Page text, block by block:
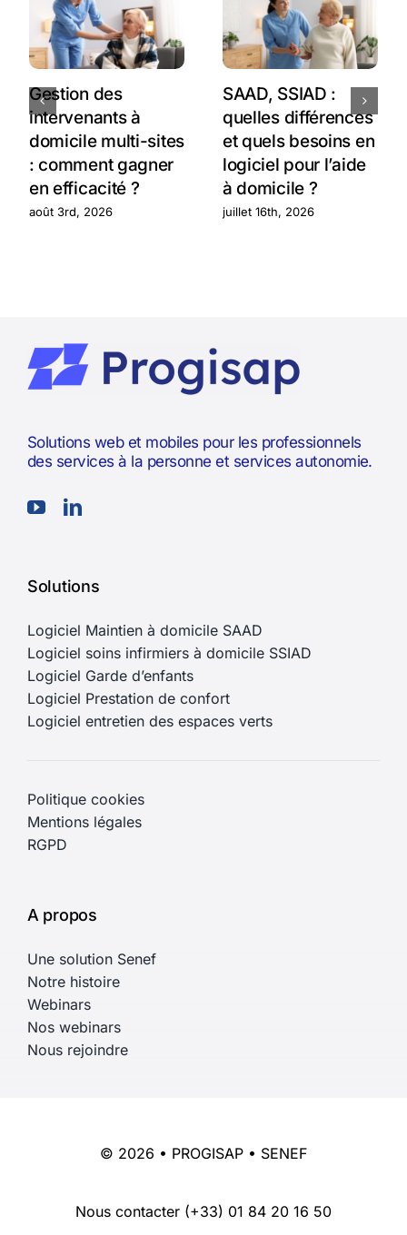
Gestion des
intervenants à
domicile multi-sites
: comment gagner
en efficacité ?
août 3rd, 2026
SAAD, SSIAD :
quelles différences
et quels besoins en
logiciel pour l’aide
à domicile ?
juillet 16th, 2026
Solutions web et mobiles pour les professionnels
des services à la personne et services autonomie.
Solutions
Logiciel Maintien à domicile SAAD
Logiciel soins infirmiers à domicile SSIAD
Logiciel Garde d’enfants
Logiciel Prestation de confort
Logiciel entretien des espaces verts
Politique cookies
Mentions légales
RGPD
A propos
Une solution Senef
Notre histoire
Webinars
Nos webinars
Nous rejoindre
© 2026 • PROGISAP • SENEF
Nous contacter (+33) 01 84 20 16 50